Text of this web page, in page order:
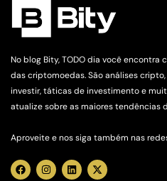
No blog Bity, TODO dia você
das criptomoedas. São análises
investir, táticas de investimento e
atualize sobre as maiores tendências
Aproveite e nos siga também nas